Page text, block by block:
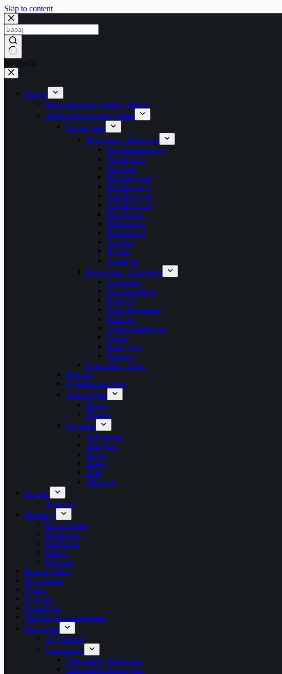
Skip to content
No results
Грција
Хотелско сместување – закуп
Апартманско сместување
Халкидики
Прв крак – Касандра
Неа Каликратија
Дионисиос
Калитеа
Неа Модања
Неа Плагија
Неа Потидеа
Неа Флогита
Неа Фокеа
Пефкохори
Полихроно
Сивири
Фурка
Ханиоти
Втор крак – Ситонија
Геракини
Метаморфоси
Вурвуру
Неос Мармарас
Никити
Ормос Панагијас
Сарти
Псакудија
Торони
Трет крак – Атос
Пиериа
Стримонски брег
Јонски брег
Парга
Врахос
Острови
Амулиани
Скијатос
Тасос
Евија
Крф
Лефкада
Египет
Хургада
Шпанија
Коста Брава
Валенсија
МАЛАГА
Ибица
Мајорка
Италија Лето
Крстарења
Тунис
Турција
Црна Гора
Лазаревски Апартмани
Патувања
City Breaks
Септември
Септември Авионски
Септември Автобуски